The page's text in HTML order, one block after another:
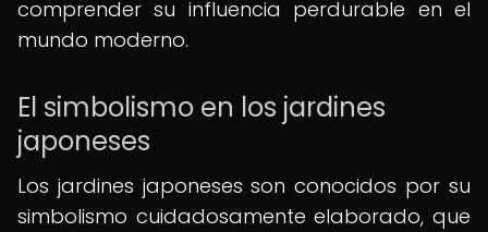
comprender su influencia perdurable en el
mundo moderno.
El simbolismo en los jardines
japoneses
Los jardines japoneses son conocidos por su
simbolismo cuidadosamente elaborado, que